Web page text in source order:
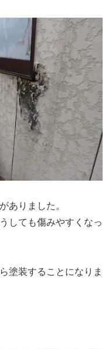
ありました。
しても傷みやすくなっ
塗装することになりま